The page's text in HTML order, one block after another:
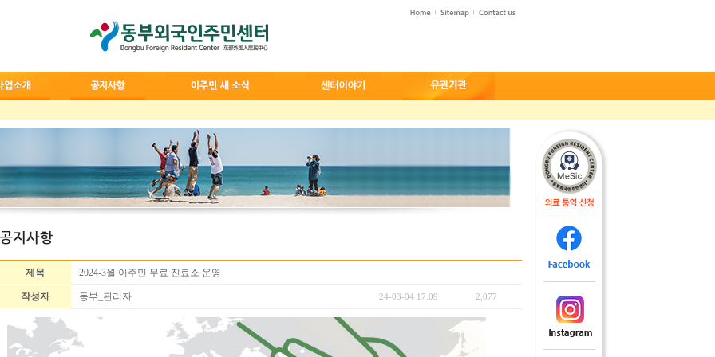
제목 2024-3월 이주민 무료 진료소 운영
작성자 동부_관리자 24-03-04 17:09 2,077